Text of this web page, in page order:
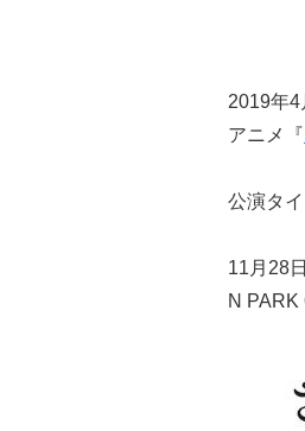
2019年4
アニメ『
公演タ
11月28
N PARK